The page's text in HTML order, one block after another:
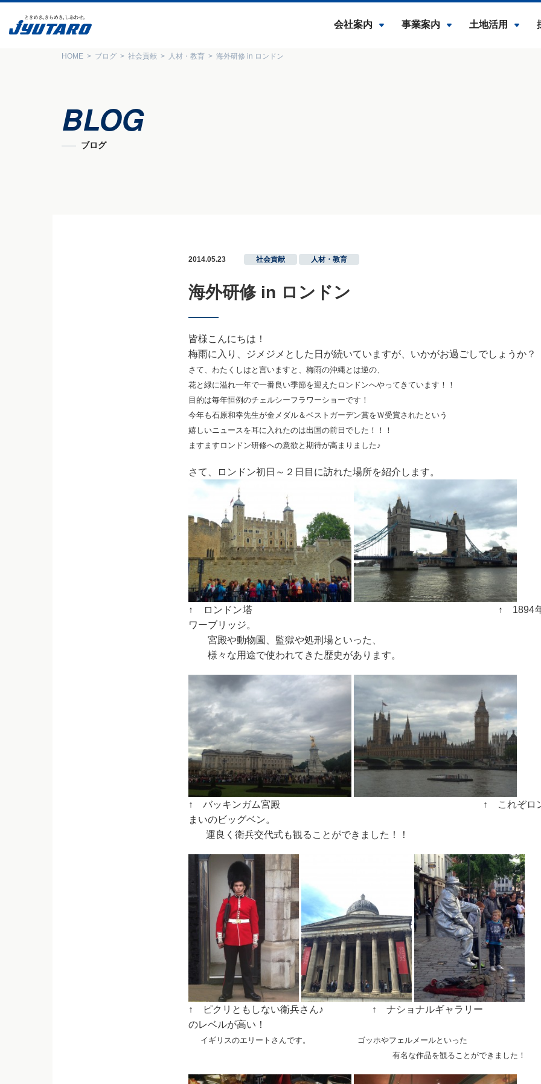
会社案内 事業案内 土地活用
HOME ブログ 社会貢献 人材・教育 海外研修 in ロンドン
BLOG
ブログ
2014.05.23 社会貢献 人材・教育
海外研修 in ロンドン
皆様こんにちは！
梅雨に入り、ジメジメとした日が続いていますが、いかがお過ごしでしょうか？
さて、わたくしはと言いますと、梅雨の沖縄とは逆の、
花と緑に溢れ一年で一番良い季節を迎えたロンドンへやってきています！！
目的は毎年恒例のチェルシーフラワーショーです！
今年も石原和幸先生が金メダル＆ベストガーデン賞をＷ受賞されたという
嬉しいニュースを耳に入れたのは出国の前日でした！！！
ますますロンドン研修への意欲と期待が高まりました♪
さて、ロンドン初日～２日目に訪れた場所を紹介します。
↑ ロンドン塔 ↑ 1894年竣工の跳
ワーブリッジ。
宮殿や動物園、監獄や処刑場といった、
様々な用途で使われてきた歴史があります。
↑ バッキンガム宮殿 ↑ これぞロンドン！
まいのビッグベン。
運良く衛兵交代式も観ることができました！！
↑ ピクリともしない衛兵さん♪ ↑ ナショナルギャラリー ↑
のレベルが高い！
イギリスのエリートさんです。 ゴッホやフェルメールといった
有名な作品を観ることができました！